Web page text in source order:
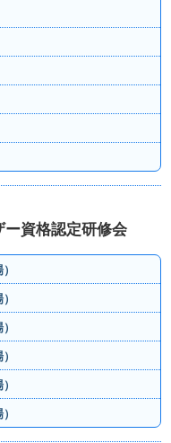
資格認定研修会